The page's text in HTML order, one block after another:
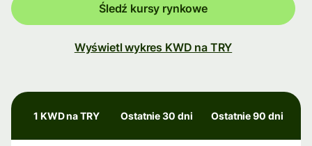
Śledź kursy rynkowe
Wyświetl wykres KWD na TRY
1 KWD na TRY Ostatnie 30 dni Ostatnie 90 dni